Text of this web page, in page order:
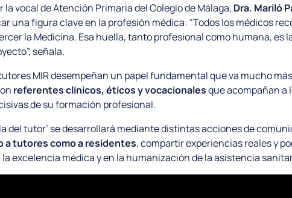
la vocal de Atención Primaria del Colegio de Málaga, Dra. Mariló
una figura clave en la profesión médica: “Todos los médicos
la Medicina. Esa huella, tanto profesional como humana, es
señala.
MIR desempeñan un papel fundamental que va mucho
referentes clínicos, éticos y vocacionalesque acompañan a
de su formación profesional.
del tutor’ se desarrollará mediante distintas acciones de
a tutores como a residentes, compartir experiencias reales y
excelencia médica y en la humanización de la asistencia